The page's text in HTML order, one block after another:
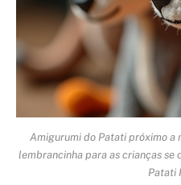
Amigurumi do Patati próximo a
lembrancinha para as crianças se
Patati